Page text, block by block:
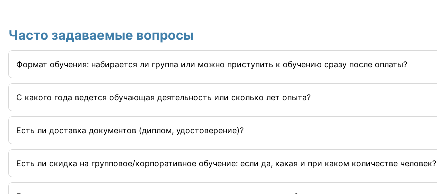
Часто задаваемые вопросы
Формат обучения: набирается ли группа или можно приступить к обучению сразу после оплаты?
C какого года ведется обучающая деятельность или сколько лет опыта?
Есть ли доставка документов (диплом, удостоверение)?
Есть ли скидка на групповое/корпоративное обучение: если да, какая и при каком количестве человек?